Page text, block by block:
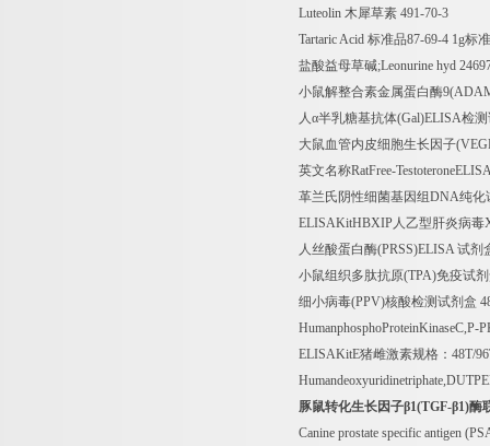
Luteolin 木犀草素 491-70-3
Tartaric Acid 标准品87-69-4 1g标
盐酸益母草碱;Leonurine hyd
小鼠解整合素金属蛋白酶
人α半乳糖基抗体(Gal)ELISA检
大鼠血管内皮细胞生长因子
英文名称RatFree-
革兰氏阴性细菌基因组DNA纯化
ELISAKitHBXIP人乙型肝炎病毒
人丝酸蛋白酶(PRSS)ELISA试剂
小鼠组织多肽抗原(TPA)免疫试
细小病毒(PPV)核酸检测试剂盒
HumanphosphoProteinKinaseC,P-
ELISAKitE猪雌激素规格： 48T/
豚鼠转化生长因子β1(TGF-β1)酶
Canine prostate specific antigen